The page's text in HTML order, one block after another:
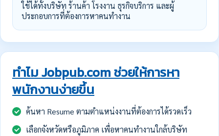
ใช้ได้ทั้งบริษัท ร้านค้า โรงงาน ธุรกิจบริการ และผู้
ประกอบการที่ต้องการหาคนทำงาน
ทำไม Jobpub.com ช่วยให้การหา
พนักงานง่ายขึ้น
ค้นหา Resume ตามตำแหน่งงานที่ต้องการได้รวดเร็ว
เลือกจังหวัดหรือภูมิภาค เพื่อหาคนทำงานใกล้บริษัท